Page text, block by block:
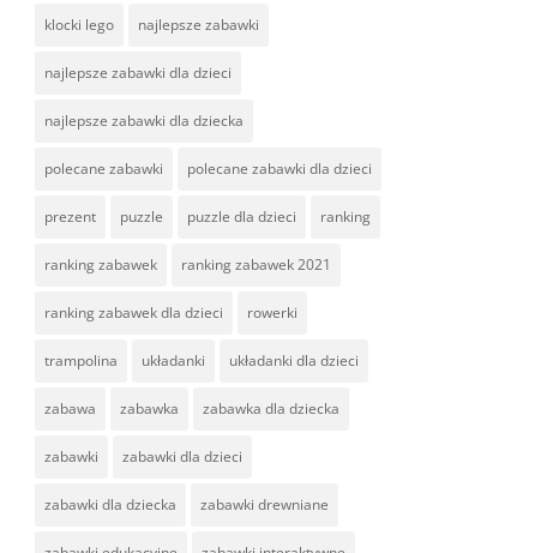
klocki lego najlepsze zabawki
najlepsze zabawki dla dzieci
najlepsze zabawki dla dziecka
polecane zabawki polecane zabawki dla dzieci
prezent puzzle puzzle dla dzieci ranking
ranking zabawek ranking zabawek 2021
ranking zabawek dla dzieci rowerki
trampolina układanki układanki dla dzieci
zabawa zabawka zabawka dla dziecka
zabawki zabawki dla dzieci
zabawki dla dziecka zabawki drewniane